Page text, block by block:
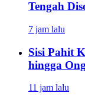
Tengah
7 jam lalu
Sisi Pahit
hingga
11 jam lalu